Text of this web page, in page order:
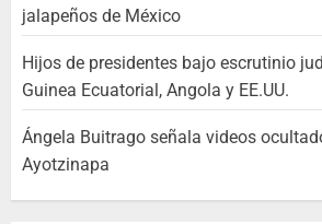
jalapeños de México
Hijos de presidentes bajo escrutinio
Guinea Ecuatorial, Angola y EE.UU.
Ángela Buitrago señala videos
Ayotzinapa